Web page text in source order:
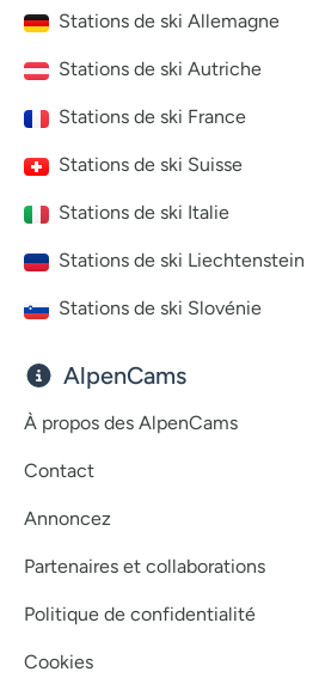
Stations de ski Allemagne
Stations de ski Autriche
Stations de ski France
Stations de ski Suisse
Stations de ski Italie
Stations de ski Liechtenstein
Stations de ski Slovénie
AlpenCams
À propos des AlpenCams
Contact
Annoncez
Partenaires et collaborations
Politique de confidentialité
Cookies